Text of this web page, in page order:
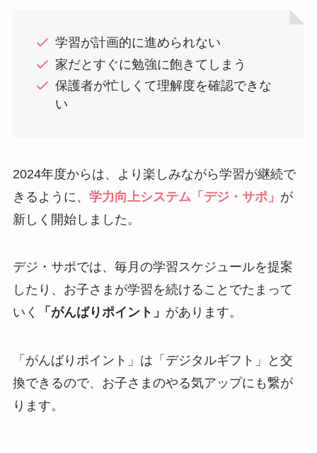
学習が計画的に進められない
家だとすぐに勉強に飽きてしまう
保護者が忙しくて理解度を確認できな
い
2024年度からは、より楽しみながら学習が継続で
きるように、 学力向上システム「デジ・サポ」 が
新しく開始しました。
デジ・サポでは、毎月の学習スケジュールを提案
したり、お子さまが学習を続けることでたまって
いく
「がんばりポイント」 があります。
「がんばりポイント」は「デジタルギフト」と交
換できるので、お子さまのやる気アップにも繋が
ります。